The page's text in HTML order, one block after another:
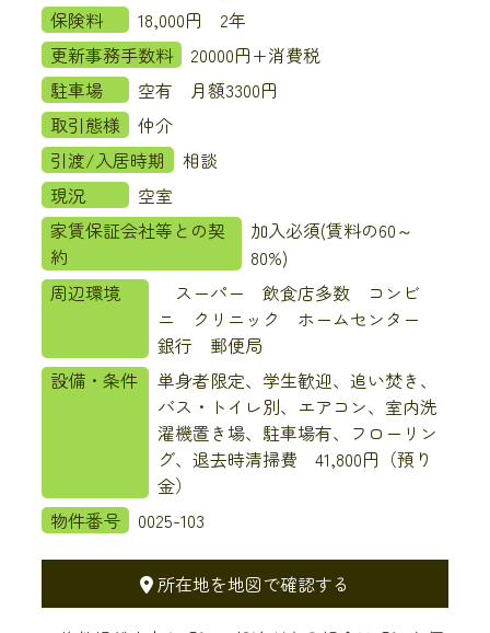
保険料
18,000円 2年
更新事務手数料
20000円+消費税
駐車場
空有 月額3300円
取引態様
仲介
引渡/入居時期
相談
現況
空室
家賃保証会社等との契
約
加入必須(賃料の60～
80%)
周辺環境
スーパー 飲食店多数 コンビ
ニ クリニック ホームセンター
銀行 郵便局
設備・条件
単身者限定、学生歓迎、追い焚き、
バス・トイレ別、エアコン、室内洗
濯機置き場、駐車場有、フローリン
グ、退去時清掃費 41,800円（預り
金）
物件番号
0025-103
所在地を地図で確認する